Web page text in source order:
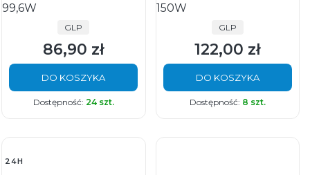
99,6W
PRODUCENT
GLP
Cena
86,90 zł
DO KOSZYKA
Dostępność: 24 szt.
150W
PRODUCENT
GLP
Cena
122,00 zł
DO KOSZYKA
Dostępność: 8 szt.
24H